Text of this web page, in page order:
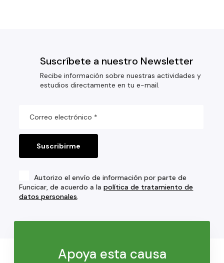
Suscríbete a nuestro Newsletter
Recibe información sobre nuestras actividades y
estudios directamente en tu e-mail.
Autorizo el envío de información por parte de
Funcicar, de acuerdo a lapolítica de tratamiento de
datos personales.
Apoya esta causa